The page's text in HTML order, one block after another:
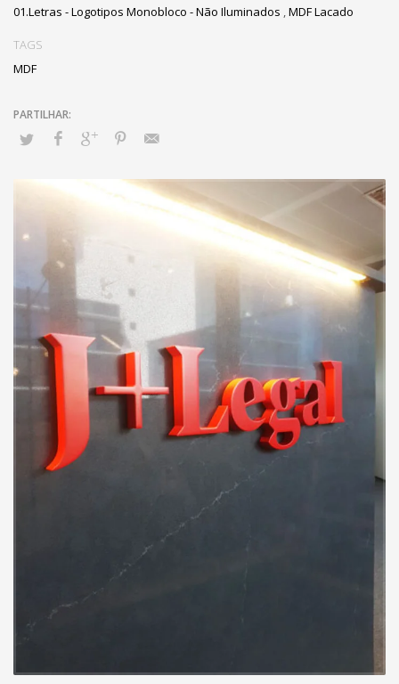
01.Letras - Logotipos Monobloco - Não Iluminados ,MDF Lacado
TAGS
MDF